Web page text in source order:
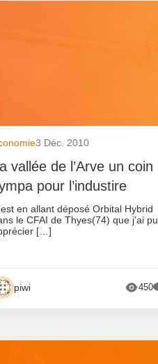
3 Déc. 2010
vallée de l’Arve un coin
pour l’industire
en allant déposé Orbital Hybrid
le CFAI de Thyes(74) que j’ai pu
[…]
piwi 450